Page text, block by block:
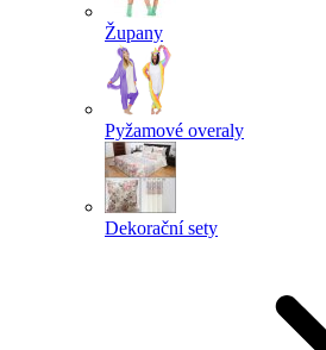
Župany
Pyžamové overaly
Dekorační sety